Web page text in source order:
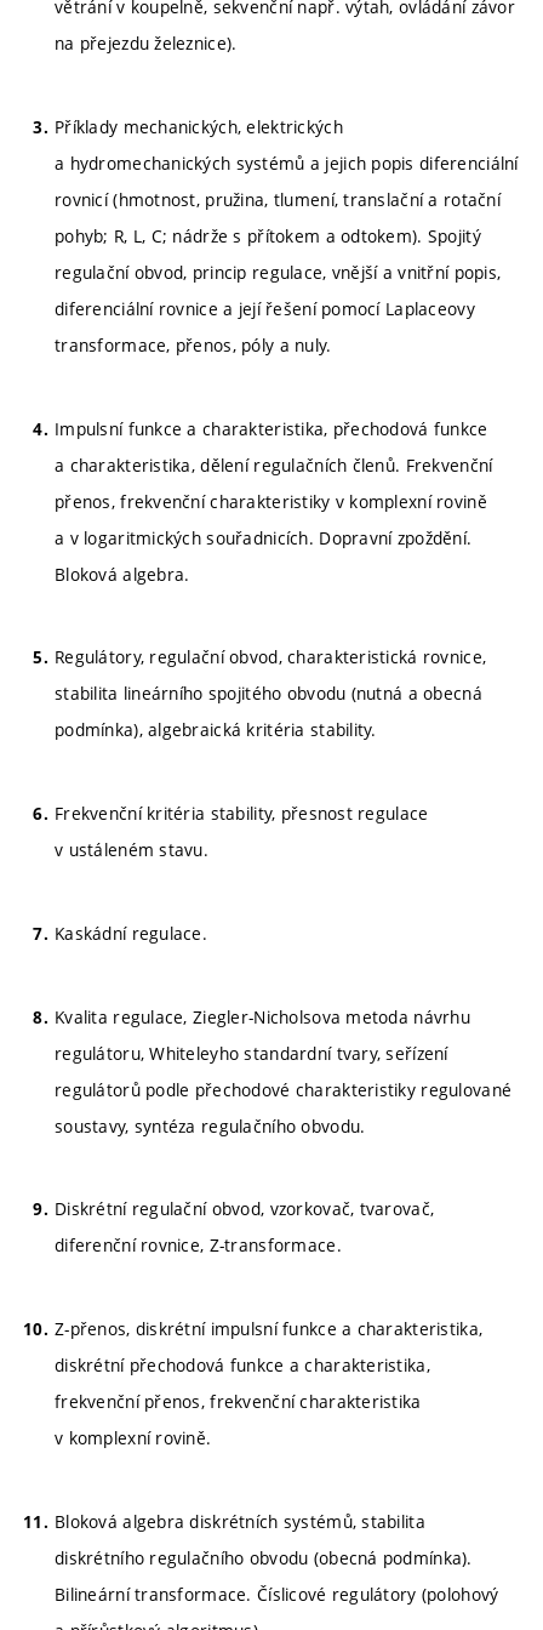
větrání v koupelně, sekvenční např. výtah, ovládání závor
na přejezdu železnice).
Příklady mechanických, elektrických
a hydromechanických systémů a jejich popis diferenciální
rovnicí (hmotnost, pružina, tlumení, translační a rotační
pohyb; R, L, C; nádrže s přítokem a odtokem). Spojitý
regulační obvod, princip regulace, vnější a vnitřní popis,
diferenciální rovnice a její řešení pomocí Laplaceovy
transformace, přenos, póly a nuly.
Impulsní funkce a charakteristika, přechodová funkce
a charakteristika, dělení regulačních členů. Frekvenční
přenos, frekvenční charakteristiky v komplexní rovině
a v logaritmických souřadnicích. Dopravní zpoždění.
Bloková algebra.
Regulátory, regulační obvod, charakteristická rovnice,
stabilita lineárního spojitého obvodu (nutná a obecná
podmínka), algebraická kritéria stability.
Frekvenční kritéria stability, přesnost regulace
v ustáleném stavu.
Kaskádní regulace.
Kvalita regulace, Ziegler-Nicholsova metoda návrhu
regulátoru, Whiteleyho standardní tvary, seřízení
regulátorů podle přechodové charakteristiky regulované
soustavy, syntéza regulačního obvodu.
Diskrétní regulační obvod, vzorkovač, tvarovač,
diferenční rovnice, Z-transformace.
Z-přenos, diskrétní impulsní funkce a charakteristika,
diskrétní přechodová funkce a charakteristika,
frekvenční přenos, frekvenční charakteristika
v komplexní rovině.
Bloková algebra diskrétních systémů, stabilita
diskrétního regulačního obvodu (obecná podmínka).
Bilineární transformace. Číslicové regulátory (polohový